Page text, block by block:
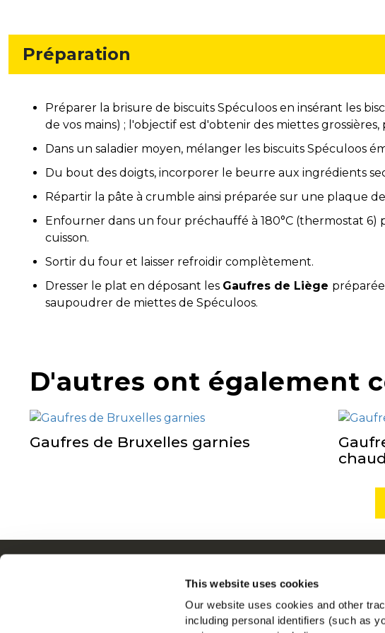
This website uses cookies
Our website uses cookies and other
including personal identifiers (such as
Préparation
Préparer la brisure de biscuits Spéculoos en insérant les
de vos mains) ; l'objectif est d'obtenir des miettes grossières,
Dans un saladier moyen, mélanger les biscuits Spéculoos
Du bout des doigts, incorporer le beurre aux ingrédients
Répartir la pâte à crumble ainsi préparée sur une plaque
Enfourner dans un four préchauffé à 180°C (thermostat
cuisson.
Sortir du four et laisser refroidir complètement.
Dresser le plat en déposant les Gaufres de Liège
saupoudrer de miettes de Spéculoos.
D'autres ont également
Gaufres de Bruxelles garnies
Nos racines
Espace
Recrutement